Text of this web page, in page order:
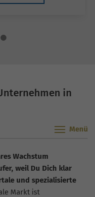
in
Wachstum
weil Du Dich klar
und spezialisierte
Markt ist